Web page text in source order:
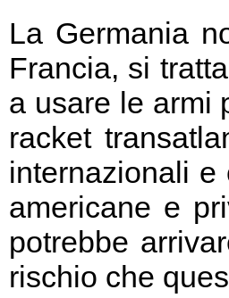
La Germania
Francia, si
a usare le armi
racket
internazionali
americane e
potrebbe
rischio che